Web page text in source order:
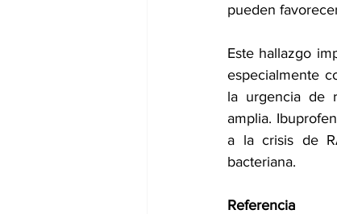
pueden
Este hallazgo
especialmente
la urgencia de
amplia.
a la crisis de
bacteriana.
Referencia